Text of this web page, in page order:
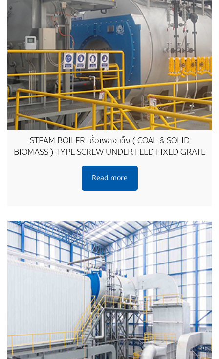
STEAM BOILER เชื้อเพลิงแข็ง ( COAL & SOLID
BIOMASS ) TYPE SCREW UNDER FEED FIXED GRATE
Read more